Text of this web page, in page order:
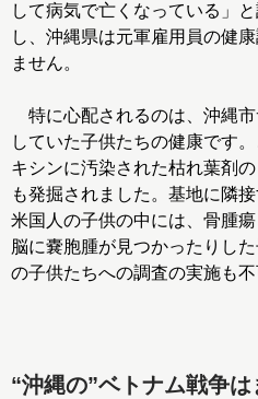
して病気で亡くなっている」
し、沖縄県は元軍雇用員の健
ません。
特に心配されるのは、沖縄
していた子供たちの健康です
キシンに汚染された枯れ葉剤
も発掘されました。基地に隣
米国人の子供の中には、骨腫瘍
脳に嚢胞腫が見つかったりし
の子供たちへの調査の実施も不
“沖縄の”ベトナム戦争